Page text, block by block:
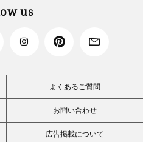
us
よくあるご質問
お問い合わせ
広告掲載について